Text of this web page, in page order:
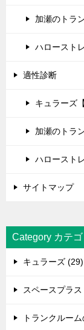
加瀬のトラ
ハロースト
適性診断
キュラーズ
加瀬のトラ
ハロースト
サイトマップ
Category カテ
キュラーズ (29)
スペースプラ
トランクルー